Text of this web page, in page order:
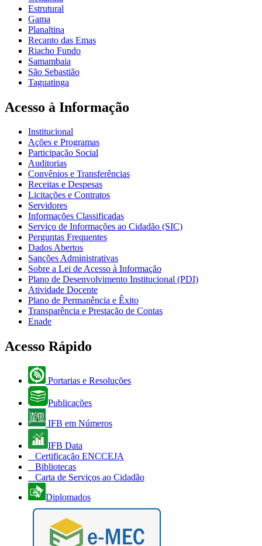
Estrutural
Gama
Planaltina
Recanto das Emas
Riacho Fundo
Samambaia
São Sebastião
Taguatinga
Acesso à Informação
Institucional
Ações e Programas
Participação Social
Auditorias
Convênios e Transferências
Receitas e Despesas
Licitações e Contratos
Servidores
Informações Classificadas
Serviço de Informações ao Cidadão (SIC)
Perguntas Frequentes
Dados Abertos
Sanções Administrativas
Sobre a Lei de Acesso à Informação
Plano de Desenvolvimento Institucional (PDI)
Atividade Docente
Plano de Permanência e Êxito
Transparência e Prestação de Contas
Enade
Acesso Rápido
Portarias e Resoluções
Publicações
IFB em Números
IFB Data
Certificação ENCCEJA
Bibliotecas
Carta de Serviços ao Cidadão
Diplomados